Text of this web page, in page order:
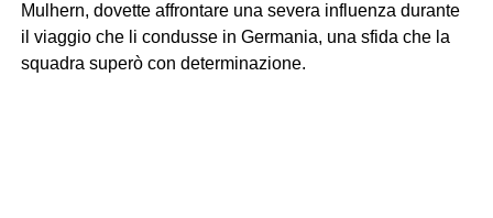
Mulhern, dovette affrontare una severa influenza durante
il viaggio che li condusse in Germania, una sfida che la
squadra superò con determinazione.